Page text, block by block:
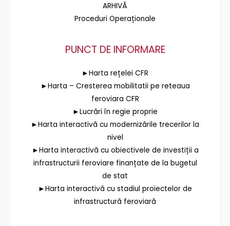
ARHIVĂ
Proceduri Operaționale
PUNCT DE INFORMARE
►Harta rețelei CFR
►Harta – Cresterea mobilitatii pe reteaua
feroviara CFR
►Lucrări în regie proprie
►Harta interactivă cu modernizările trecerilor la
nivel
►Harta interactivă cu obiectivele de investiții a
infrastructurii feroviare finanțate de la bugetul
de stat
►Harta interactivă cu stadiul proiectelor de
infrastructură feroviară